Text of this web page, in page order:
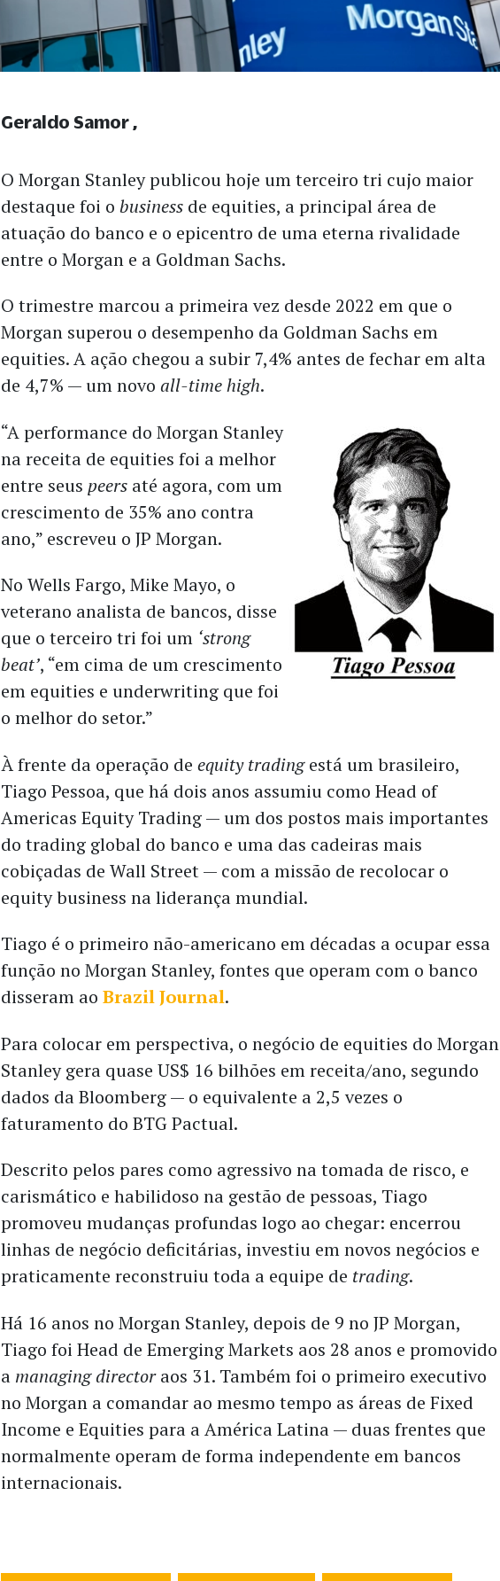
O Morgan Stanley publicou hoje um terceiro tri cujo maior
destaque foi obusiness de equities, a principal área de
atuação do banco e o epicentro de uma eterna rivalidade
entre o Morgan e a Goldman Sachs.
O trimestre marcou a primeira vez desde 2022 em que o
Morgan superou o desempenho da Goldman Sachs em
equities. A ação chegou a subir 7,4% antes de fechar em alta
de 4,7% — um novo all-time high.
“A performance do Morgan Stanley
na receita de equities foi a melhor
entre seus peers até agora, com um
crescimento de 35% ano contra
ano,” escreveu o JP Morgan.
No Wells Fargo, Mike Mayo, o
veterano analista de bancos, disse
que o terceiro tri foi um ‘strong
beat’, “em cima de um crescimento
em equities e underwriting que foi
o melhor do setor.”
À frente da operação deequity tradingestá um brasileiro,
Tiago Pessoa, que há dois anos assumiu como Head of
Americas Equity Trading — um dos postos mais importantes
do trading global do banco e uma das cadeiras mais
cobiçadas de Wall Street — com a missão de recolocar o
equity business na liderança mundial.
Tiago é o primeiro não-americano em décadas a ocupar essa
função no Morgan Stanley, fontes que operam com o banco
disseram aoBrazil Journal.
Para colocar em perspectiva, o negócio de equities do Morgan
Stanley gera quase US$ 16 bilhões em receita/ano, segundo
dados da Bloomberg — o equivalente a 2,5 vezes o
faturamento do BTG Pactual.
Descrito pelos pares como agressivo na tomada de risco, e
carismático e habilidoso na gestão de pessoas, Tiago
promoveu mudanças profundas logo ao chegar: encerrou
linhas de negócio deficitárias, investiu em novos negócios e
praticamente reconstruiu toda a equipe de trading.
Há 16 anos no Morgan Stanley, depois de 9 no JP Morgan,
Tiago foi Head de Emerging Markets aos 28 anos e promovido
a managing directoraos 31. Também foi o primeiro executivo
no Morgan a comandar ao mesmo tempo as áreas de Fixed
Income e Equities para a América Latina — duas frentes que
normalmente operam de forma independente em bancos
internacionais.
Geraldo Samor